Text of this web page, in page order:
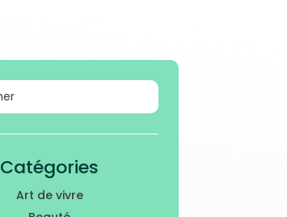
Catégories
Art de vivre